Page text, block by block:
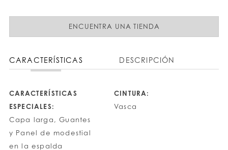
ENCUENTRA UNA TIENDA
CARACTERÍSTICAS DESCRIPCIÓN
CARACTERÍSTICAS
ESPECIALES:
Capa larga, Guantes
y Panel de modestial
en la espalda
CINTURA:
Vasca